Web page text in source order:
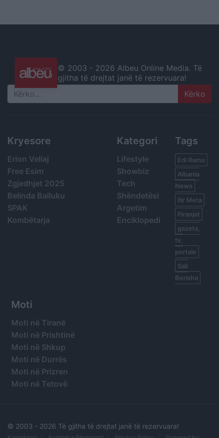
© 2003 - 2026 Albeu Online Media. Të
gjitha të drejtat janë të rezervuara!
Search
Kryesore
Erion Veliaj
Free Esim
Zgjedhjet 2025
Belinda Balluku
SPAK
Kombëtarja
Kategori
Lifestyle
Showbiz
Tech
Shëndetësi
Argetim
Enciklopedi
Tags
Edi Rama
Albania
News
Ilir Meta
Piranjat
gazeta,
tv,
portale
Sali
Berisha
Moti
Moti në Tiranë
Moti në Prishtinë
Moti në Shkup
Moti në Durrës
Moti në Prizren
Moti në Tetovë
© 2003 - 2026 Të gjitha të drejtat janë të rezervuara!